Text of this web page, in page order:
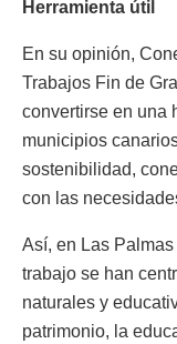
Herramienta útil
En su opinión,
Trabajos Fin de
convertirse en una
municipios
sostenibilidad,
con las
Así, en Las
trabajo se han
naturales y
patrimonio, la